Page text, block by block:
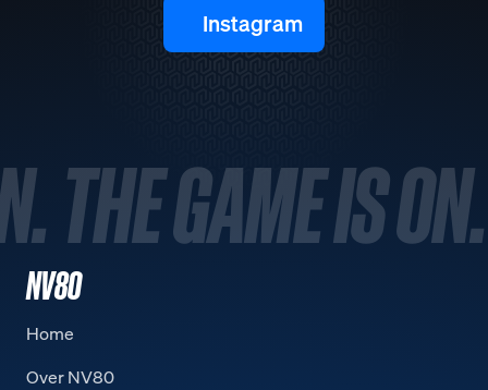
Instagram
THE GAME IS ON.
NV80
Home
Over NV80